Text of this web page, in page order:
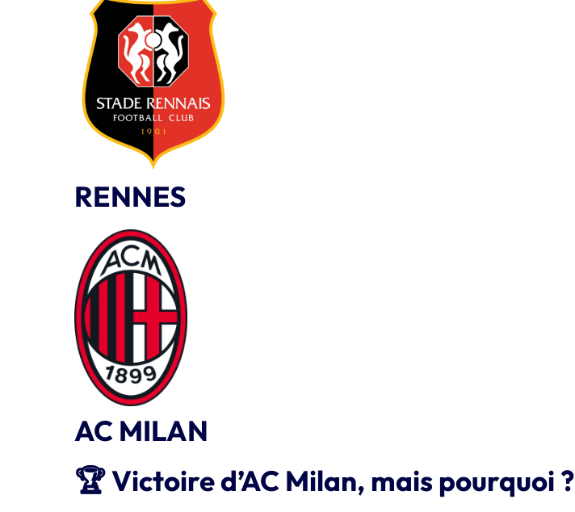
RENNES
AC MILAN
🏆 Victoire d’AC Milan, mais pourquoi ?